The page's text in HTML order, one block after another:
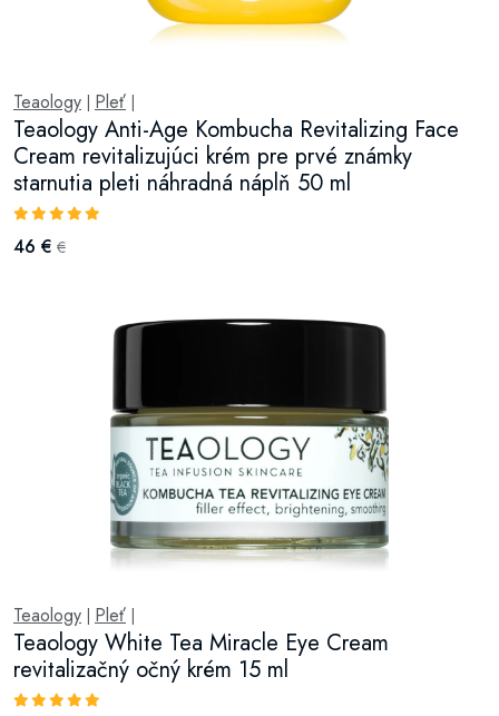
Teaology Pleť
Teaology Anti-Age Kombucha Revitalizing Face
Cream revitalizujúci krém pre prvé známky
starnutia pleti náhradná náplň 50 ml
46 € €
Teaology Pleť
Teaology White Tea Miracle Eye Cream
revitalizačný očný krém 15 ml